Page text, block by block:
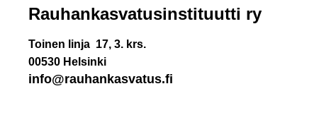
Rauhankasvatus­instituutti ry
Toinen linja 17, 3. krs.
00530 Helsinki
info@rauhankasvatus.fi